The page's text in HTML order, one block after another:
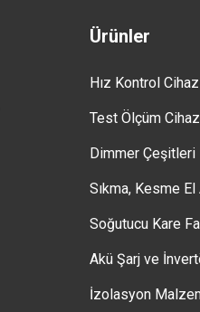
Ürünler
Hız Kontrol
Test Ölçüm
Dimmer Çeşitleri
Sıkma, Kesme
Soğutucu Kare
Akü Şarj ve
İzolasyon